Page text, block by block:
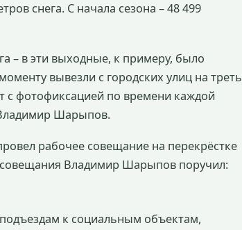
снега. С начала сезона – 48 499
– в эти выходные, к примеру, было
вывезли с городских улиц на треть
с фотофиксацией по времени каждой
Шарыпов.
рабочее совещание на перекрёстке
Владимир Шарыпов поручил:
к социальным объектам,